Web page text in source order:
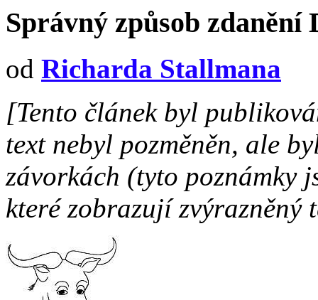
Správný způsob zdanění
od Richarda Stallmana
[Tento článek byl
text nebyl pozměněn, ale
závorkách (tyto poznámky
které zobrazují zvýrazněný